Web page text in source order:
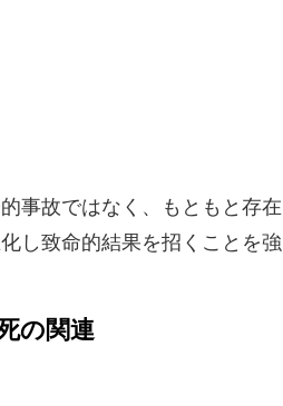
事故ではなく、もともと存
し致命的結果を招くことを強
の関連